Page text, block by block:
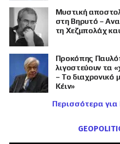
Μυστική
στη Βηρυτό –
τη Χεζμπολάχ
Προκόπης
λιγοστεύουν τα
– Το διαχρονικό
Κέιν»
Περισσότερα για